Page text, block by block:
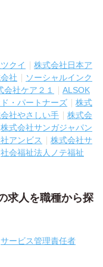
クイ
株式会社日本ア
社
ソーシャルインク
会社ケア２１
ALSOK
・パートナーズ
株式
社やさしい手
株式会
株式会社サンガジャパン
アンビス
株式会社サ
社会福祉法人ノテ福祉
求人を職種から探
サービス管理責任者